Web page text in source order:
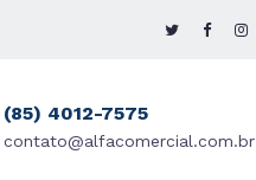
(85) 4012-7575
contato@alfacomercial.com.br